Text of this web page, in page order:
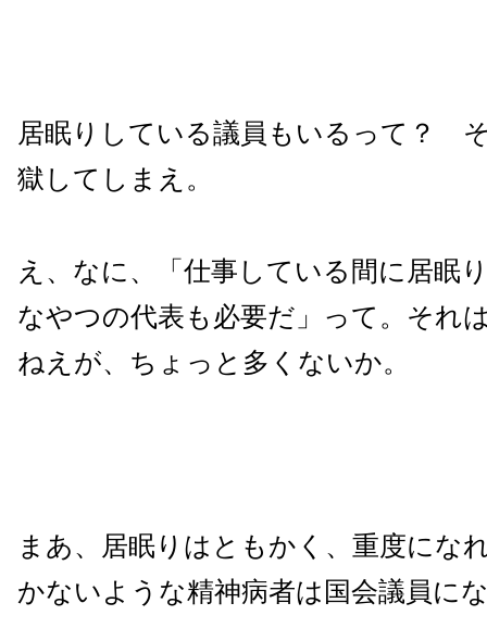
居眠りしている議員もいるって？
獄してしまえ。
え、なに、「仕事している間に居眠
なやつの代表も必要だ」って。それ
ねえが、ちょっと多くないか。
まあ、居眠りはともかく、重度にな
かないような精神病者は国会議員に